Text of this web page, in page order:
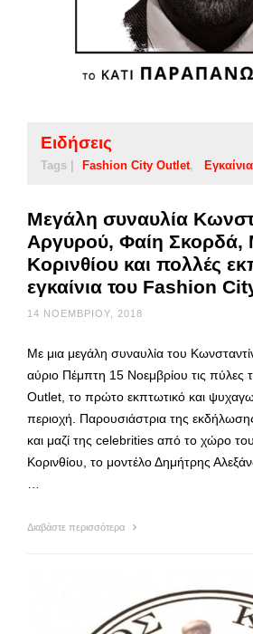
Ειδήσεις
Tags | Fashion City Outlet Εγκαίνια
Μεγάλη συναυλία
Αργυρού, Φαίη Σκορδά,
Κορινθίου και πολλές
εγκαίνια του Fashion
14 ΝΟΕΜΒΡΊΟΥ, 2018
Με μια μεγάλη συναυλία του
αύριο Πέμπτη 15 Νοεμβρίου τις πύλες
Outlet, το πρώτο εκπτωτικό και
περιοχή. Παρουσιάστρια της
και μαζί της celebrities από το χώρο
Κορινθίου, το μοντέλο Δημήτρης
Διαβάστε περισσότερα